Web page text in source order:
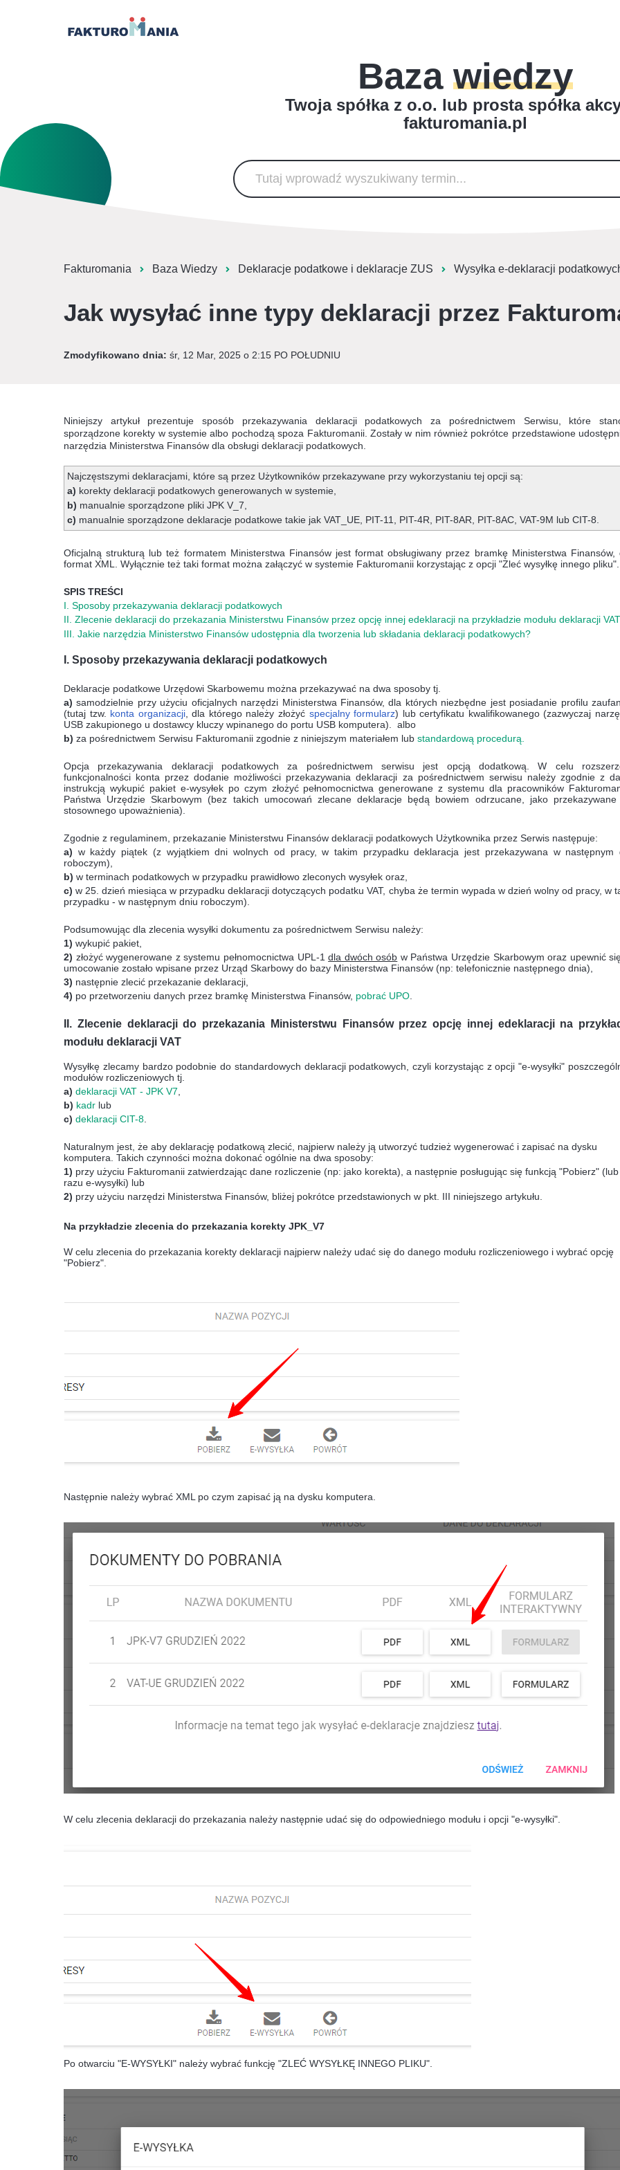
Baza wiedzy
Twoja spółka z o.o. lub prosta spółka
fakturomania.pl
Fakturomania Baza Wiedzy Deklaracje podatkowe i deklaracje ZUS Wysyłka e-deklaracji
Jak wysyłać inne typy deklaracji przez
Zmodyfikowano dnia: śr, 12 Mar, 2025 o 2:15 PO POŁUDNIU
Niniejszy artykuł prezentuje sposób przekazywania deklaracji podatkowych za pośrednictwem Serwisu, które
sporządzone korekty w systemie albo pochodzą spoza Fakturomanii. Zostały w nim również pokrótce przedstawione
narzędzia Ministerstwa Finansów dla obsługi deklaracji podatkowych.
Najczęstszymi deklaracjami, które są przez Użytkowników przekazywane przy wykorzystaniu tej opcji są:
a) korekty deklaracji podatkowych generowanych w systemie,
b) manualnie sporządzone pliki JPK V_7,
c) manualnie sporządzone deklaracje podatkowe takie jak VAT_UE, PIT-11, PIT-4R, PIT-8AR, PIT-8AC, VAT-9M lub CIT-8.
Oficjalną strukturą lub też formatem Ministerstwa Finansów jest format obsługiwany przez bramkę Ministerstwa Finansów,
format XML. Wyłącznie też taki format można załączyć w systemie Fakturomanii korzystając z opcji "Zleć wysyłkę innego pliku".
SPIS TREŚCI
I. Sposoby przekazywania deklaracji podatkowych
II. Zlecenie deklaracji do przekazania Ministerstwu Finansów przez opcję innej edeklaracji na przykładzie modułu deklaracji VAT
III. Jakie narzędzia Ministerstwo Finansów udostępnia dla tworzenia lub składania deklaracji podatkowych?
I. Sposoby przekazywania deklaracji podatkowych
Deklaracje podatkowe Urzędowi Skarbowemu można przekazywać na dwa sposoby tj.
a) samodzielnie przy użyciu oficjalnych narzędzi Ministerstwa Finansów, dla których niezbędne jest posiadanie profilu
(tutaj tzw. konta organizacji, dla którego należy złożyć specjalny formularz) lub certyfikatu kwalifikowanego (zazwyczaj
USB zakupionego u dostawcy kluczy wpinanego do portu USB komputera). albo
b) za pośrednictwem Serwisu Fakturomanii zgodnie z niniejszym materiałem lub standardową procedurą.
Opcja przekazywania deklaracji podatkowych za pośrednictwem serwisu jest opcją dodatkową. W celu
funkcjonalności konta przez dodanie możliwości przekazywania deklaracji za pośrednictwem serwisu należy zgodnie z
instrukcją wykupić pakiet e-wysyłek po czym złożyć pełnomocnictwa generowane z systemu dla pracowników
Państwa Urzędzie Skarbowym (bez takich umocowań zlecane deklaracje będą bowiem odrzucane, jako
stosownego upoważnienia).
Zgodnie z regulaminem, przekazanie Ministerstwu Finansów deklaracji podatkowych Użytkownika przez Serwis następuje:
a) w każdy piątek (z wyjątkiem dni wolnych od pracy, w takim przypadku deklaracja jest przekazywana w następnym
roboczym),
b) w terminach podatkowych w przypadku prawidłowo zleconych wysyłek oraz,
c)w 25. dzień miesiąca w przypadku deklaracji dotyczących podatku VAT, chyba że termin wypada w dzień wolny od pracy, w
przypadku - w następnym dniu roboczym).
Podsumowując dla zlecenia wysyłki dokumentu za pośrednictwem Serwisu należy:
1) wykupić pakiet,
2) złożyć wygenerowane z systemu pełnomocnictwa UPL-1dla dwóch osób w Państwa Urzędzie Skarbowym oraz upewnić
umocowanie zostało wpisane przez Urząd Skarbowy do bazy Ministerstwa Finansów (np: telefonicznie następnego dnia),
3) następnie zlecić przekazanie deklaracji,
4) po przetworzeniu danych przez bramkę Ministerstwa Finansów, pobrać UPO.
II. Zlecenie deklaracji do przekazania Ministerstwu Finansów przez opcję innej edeklaracji na
modułu deklaracji VAT
Wysyłkę zlecamy bardzo podobnie do standardowych deklaracji podatkowych, czyli korzystając z opcji "e-wysyłki"
modułów rozliczeniowych tj.
a) deklaracji VAT - JPK V7,
b) kadr lub
c) deklaracji CIT-8.
Naturalnym jest, że aby deklarację podatkową zlecić, najpierw należy ją utworzyć tudzież wygenerować i zapisać na dysku
komputera. Takich czynności można dokonać ogólnie na dwa sposoby:
1) przy użyciu Fakturomanii zatwierdzając dane rozliczenie (np: jako korekta), a następnie posługując się funkcją "Pobierz"
razu e-wysyłki) lub
2) przy użyciu narzędzi Ministerstwa Finansów, bliżej pokrótce przedstawionych w pkt. III niniejszego artykułu.
Na przykładzie zlecenia do przekazania korekty JPK_V7
W celu zlecenia do przekazania korekty deklaracji najpierw należy udać się do danego modułu rozliczeniowego i wybrać opcję
"Pobierz".
Następnie należy wybrać XML po czym zapisać ją na dysku komputera.
W celu zlecenia deklaracji do przekazania należy następnie udać się do odpowiedniego modułu i opcji "e-wysyłki".
Po otwarciu "E-WYSYŁKI" należy wybrać funkcję "ZLEĆ WYSYŁKĘ INNEGO PLIKU".